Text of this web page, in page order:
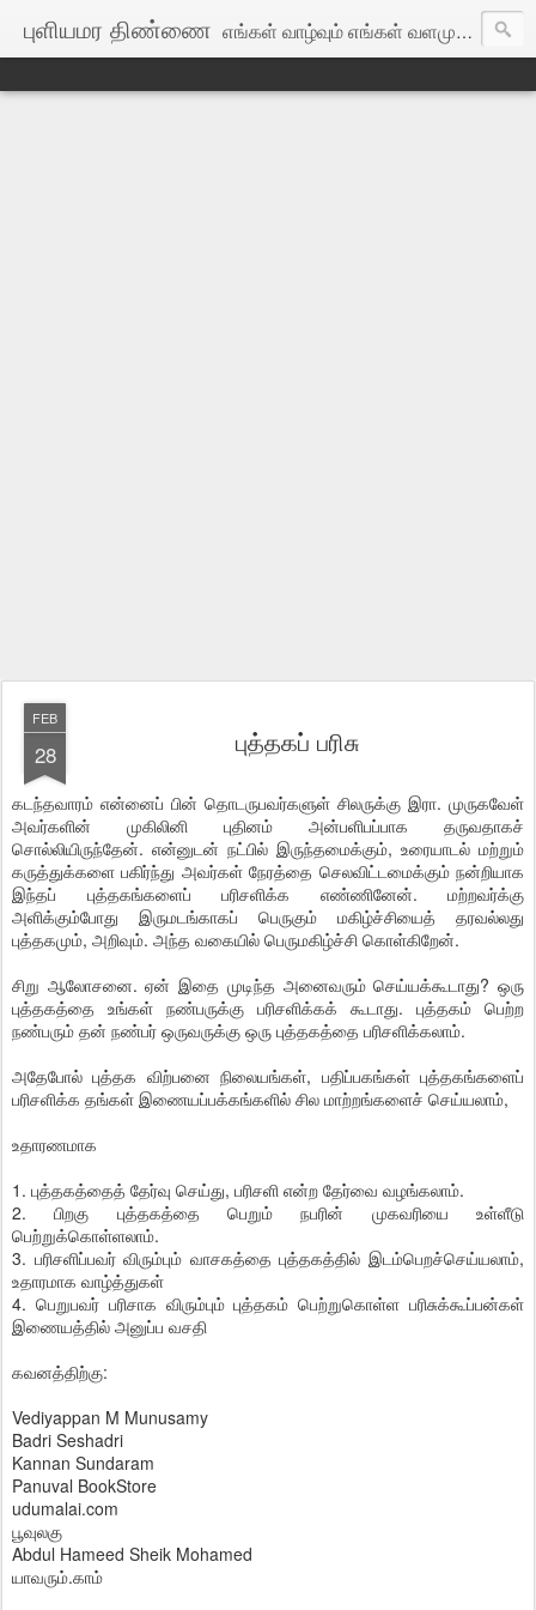
புளியமர திண்ணை எங்கள் வாழ்வும் எங்கள் வளமும் மங்காத தமிழென்று சங்கே முழங்கு! எங்கள் பகைவர் எங்கோ மறைந்தார்: இங்குள்ள தமிழர்கள் ஒன்றாதல் கண்டே!
FEB
28 புத்தகப் பரிசு
கடந்தவாரம் என்னைப் பின் தொடருபவர்களுள் சிலருக்கு இரா. முருகவேள்
அவர்களின் முகிலினி புதினம் அன்பளிபப்பாக தருவதாகச்
சொல்லியிருந்தேன். என்னுடன் நட்பில் இருந்தமைக்கும், உரையாடல் மற்றும்
கருத்துக்களை பகிர்ந்து அவர்கள் நேரத்தை செலவிட்டமைக்கும் நன்றியாக
இந்தப் புத்தகங்களைப் பரிசளிக்க எண்ணினேன். மற்றவர்க்கு
அளிக்கும்போது இருமடங்காகப் பெருகும் மகிழ்ச்சியைத் தரவல்லது
புத்தகமும், அறிவும். அந்த வகையில் பெருமகிழ்ச்சி கொள்கிறேன்.
சிறு ஆலோசனை. ஏன் இதை முடிந்த அனைவரும் செய்யக்கூடாது? ஒரு
புத்தகத்தை உங்கள் நண்பருக்கு பரிசளிக்கக் கூடாது. புத்தகம் பெற்ற
நண்பரும் தன் நண்பர் ஒருவருக்கு ஒரு புத்தகத்தை பரிசளிக்கலாம்.
அதேபோல் புத்தக விற்பனை நிலையங்கள், பதிப்பகங்கள் புத்தகங்களைப்
பரிசளிக்க தங்கள் இணையப்பக்கங்களில் சில மாற்றங்களைச் செய்யலாம்,
உதாரணமாக
1. புத்தகத்தைத் தேர்வு செய்து, பரிசளி என்ற தேர்வை வழங்கலாம்.
2. பிறகு புத்தகத்தை பெறும் நபரின் முகவரியை உள்ளீடு
பெற்றுக்கொள்ளலாம்.
3. பரிசளிப்பவர் விரும்பும் வாசகத்தை புத்தகத்தில் இடம்பெறச்செய்யலாம்,
உதாரமாக வாழ்த்துகள்
4. பெறுபவர் பரிசாக விரும்பும் புத்தகம் பெற்றுகொள்ள பரிசுக்கூப்பன்கள்
இணையத்தில் அனுப்ப வசதி
கவனத்திற்கு:
Vediyappan M Munusamy
Badri Seshadri
Kannan Sundaram
Panuval BookStore
udumalai.com
பூவுலகு
Abdul Hameed Sheik Mohamed
யாவரும்.காம்